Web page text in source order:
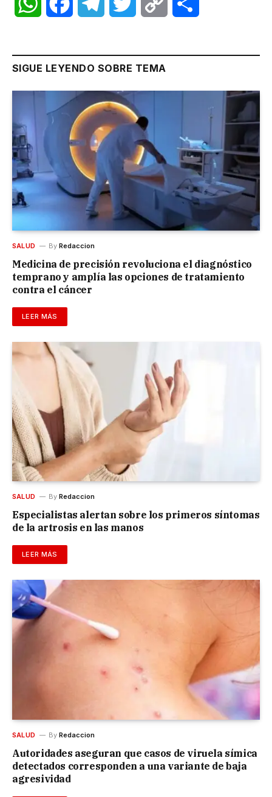
WhatsAppFacebookTelegramTwitter Copy
SIGUE LEYENDO SOBRE TEMA
SALUD By Redaccion
Medicina de precisión revoluciona el diagnóstico
temprano y amplía las opciones de tratamiento
contra el cáncer
LEER MÁS
SALUD By Redaccion
Especialistas alertan sobre los primeros síntomas
de la artrosis en las manos
LEER MÁS
SALUD By Redaccion
Autoridades aseguran que casos de viruela símica
detectados corresponden a una variante de baja
agresividad